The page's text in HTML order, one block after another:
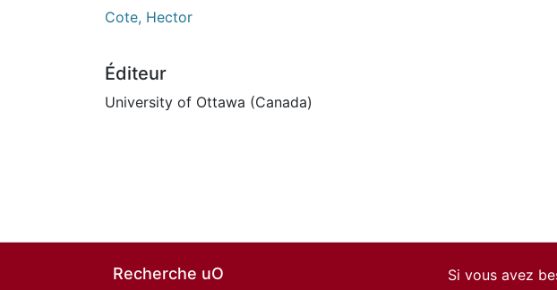
Cote, Hector
Éditeur
University of Ottawa (Canada)
Recherche uO
Si vous avez